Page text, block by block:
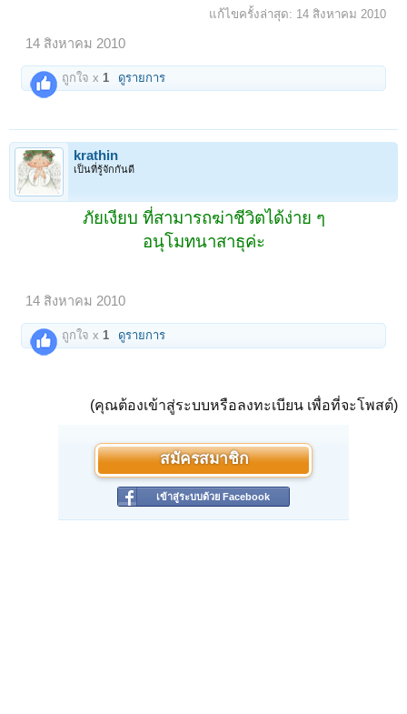
แก้ไขครั้งล่าสุด: 14 สิงหาคม 2010
14 สิงหาคม 2010
ถูกใจ x 1 ดูรายการ
krathin
เป็นที่รู้จักกันดี
ภัยเงียบ ที่สามารถฆ่าชีวิตได้ง่าย ๆ
อนุโมทนาสาธุค่ะ
14 สิงหาคม 2010
ถูกใจ x1 ดูรายการ
(คุณต้องเข้าสู่ระบบหรือลงทะเบียน เพื่อที่จะโพสต์)
สมัครสมาชิก
เข้าสู่ระบบด้วย Facebook